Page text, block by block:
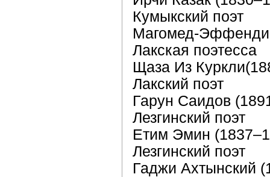
Кумыкский поэт
Магомед-Эффенди
Лакская поэтесса
Щаза Из
Лакский поэт
Гарун Саидов
Лезгинский поэт
Етим Эмин
Лезгинский поэт
Гаджи Ахтынский